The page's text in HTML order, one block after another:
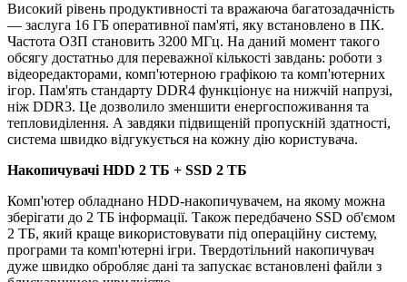
Високий рівень продуктивності та вражаюча багатозадачність
— заслуга 16 ГБ оперативної пам'яті, яку встановлено в ПК.
Частота ОЗП становить 3200 МГц. На даний момент такого
обсягу достатньо для переважної кількості завдань: роботи з
відеоредакторами, комп'ютерною графікою та комп'ютерних
ігор. Пам'ять стандарту DDR4 функціонує на нижчій напрузі,
ніж DDR3. Це дозволило зменшити енергоспоживання та
тепловиділення. А завдяки підвищеній пропускній здатності,
система швидко відгукується на кожну дію користувача.
НакопичувачіHDD 2 TБ + SSD 2 ТБ
Комп'ютер обладнано HDD-накопичувачем, на якому можна
зберігати до 2 ТБ інформації. Також передбачено SSD об'ємом
2 ТБ, який краще використовувати під операційну систему,
програми та комп'ютерні ігри. Твердотільний накопичувач
дуже швидко обробляє дані та запускає встановлені файли з